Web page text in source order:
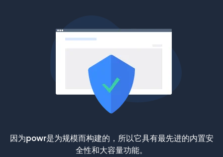
因为powr是为规模而构建的，所以它具有最先进的内置安
全性和大容量功能。